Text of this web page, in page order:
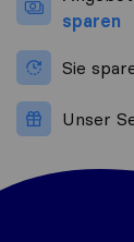
sparen
Sie
Unser